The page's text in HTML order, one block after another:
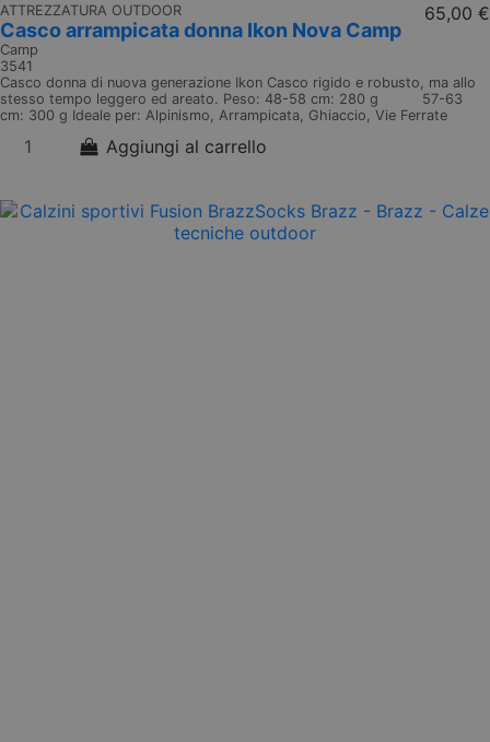
ATTREZZATURA OUTDOOR
Casco arrampicata donna Ikon Nova Camp
Camp
3541
65,00 €
Casco donna di nuova generazione Ikon Casco rigido e robusto, ma allo
stesso tempo leggero ed areato. Peso: 48-58 cm: 280 g 57-63
cm: 300 g Ideale per: Alpinismo, Arrampicata, Ghiaccio, Vie Ferrate
Aggiungi al carrello